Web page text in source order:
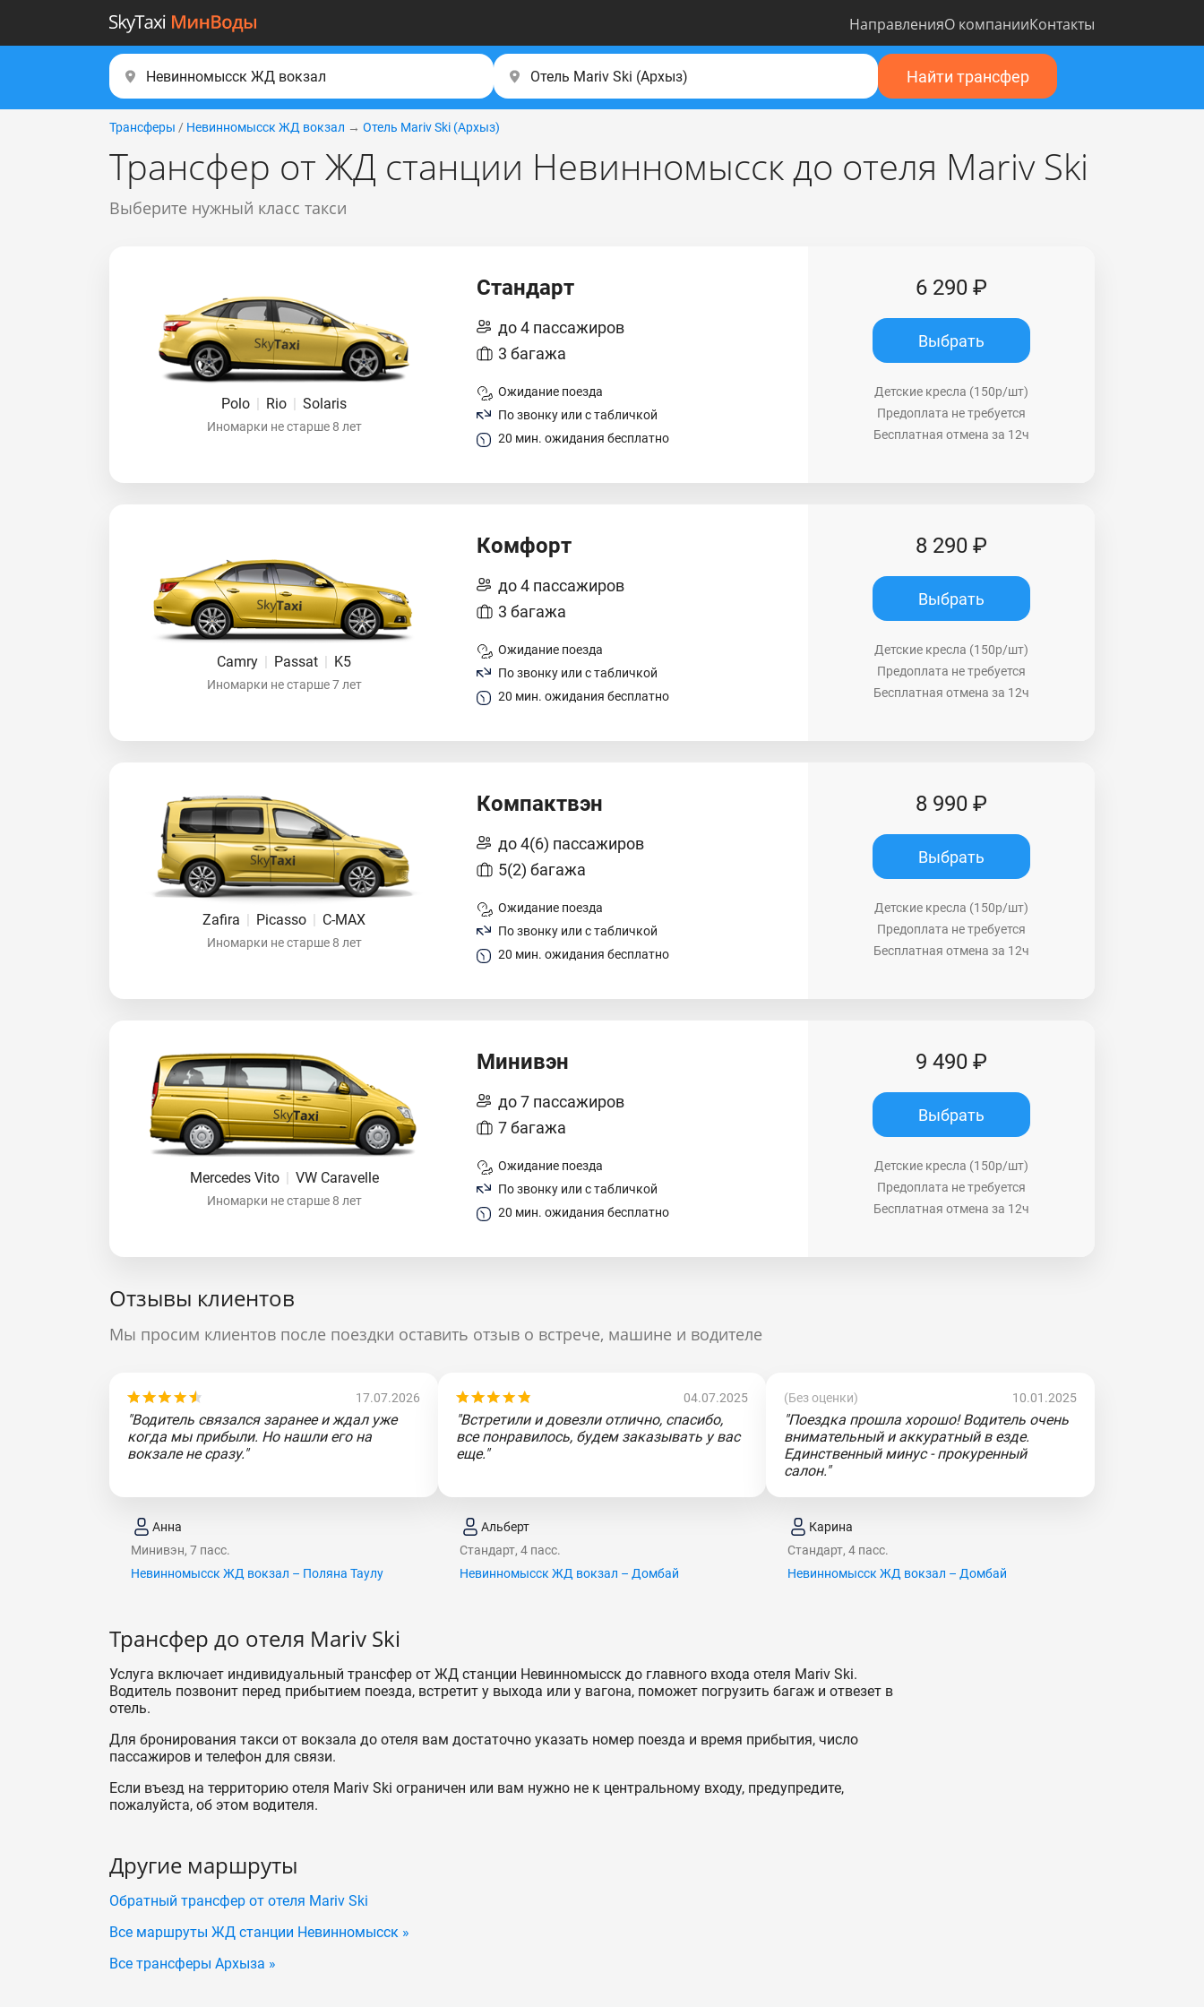
НаправленияО компанииКонтакты
Найти трансфер
Трансферы / Невинномысск ЖД вокзал → Отель Mariv Ski (Apxыз)
Трансфер от ЖД станции Невинномысск до отеля Mariv Ski
Выберите нужный класс такси
Polo | Rio | Solaris
Иномарки не старше 8 лет
Стандарт
до 4 пассажиров
3 багажа
Ожидание поезда
По звонку или с табличкой
20 мин. ожидания бесплатно
6 290 ₽
Выбрать
Детские кресла (150р/шт)
Предоплата не требуется
Бесплатная отмена за 12ч
Camry | Passat | K5
Иномарки не старше 7 лет
Комфорт
до 4 пассажиров
3 багажа
Ожидание поезда
По звонку или с табличкой
20 мин. ожидания бесплатно
8 290 ₽
Выбрать
Детские кресла (150р/шт)
Предоплата не требуется
Бесплатная отмена за 12ч
Zafira | Picasso | C-MAX
Иномарки не старше 8 лет
Компактвэн
до 4(6) пассажиров
5(2) багажа
Ожидание поезда
По звонку или с табличкой
20 мин. ожидания бесплатно
8 990 ₽
Выбрать
Детские кресла (150р/шт)
Предоплата не требуется
Бесплатная отмена за 12ч
Mercedes Vito | VW Caravelle
Иномарки не старше 8 лет
Минивэн
до 7 пассажиров
7 багажа
Ожидание поезда
По звонку или с табличкой
20 мин. ожидания бесплатно
9 490 ₽
Выбрать
Детские кресла (150р/шт)
Предоплата не требуется
Бесплатная отмена за 12ч
Отзывы клиентов
Мы просим клиентов после поездки оставить отзыв о встрече, машине и водителе
17.07.2026
"Водитель связался заранее и ждал уже
когда мы прибыли. Но нашли его на
вокзале не сразу."
Анна
Минивэн, 7 пасс.
Невинномысск ЖД вокзал – Поляна Таулу
04.07.2025
"Встретили и довезли отлично, спасибо,
все понравилось, будем заказывать у вас
еще."
Альберт
Стандарт, 4 пасс.
Невинномысск ЖД вокзал – Домбай
(Без оценки) 10.01.2025
"Поездка прошла хорошо! Водитель очень
внимательный и аккуратный в езде.
Единственный минус - прокуренный
салон."
Карина
Стандарт, 4 пасс.
Невинномысск ЖД вокзал – Домбай
Трансфер до отеля Mariv Ski
Услуга включает индивидуальный трансфер от ЖД станции Невинномысск до главного входа отеля Mariv Ski.
Водитель позвонит перед прибытием поезда, встретит у выхода или у вагона, поможет погрузить багаж и отвезет в
отель.
Для бронирования такси от вокзала до отеля вам достаточно указать номер поезда и время прибытия, число
пассажиров и телефон для связи.
Если въезд на территорию отеля Mariv Ski ограничен или вам нужно не к центральному входу, предупредите,
пожалуйста, об этом водителя.
Другие маршруты
Обратный трансфер от отеля Mariv Ski
Все маршруты ЖД станции Невинномысск »
Все трансферы Архыза »